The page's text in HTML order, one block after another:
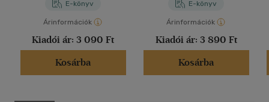
E-könyv
Árinformációk
Kiadói ár: 3 090 Ft
Kosárba
E-könyv
Árinformációk
Kiadói ár: 3 890 Ft
Kosárba